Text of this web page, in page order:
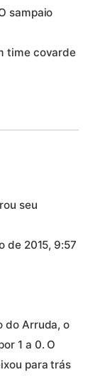
sampaio
time covarde
seu
de 2015, 9:57
do Arruda, o
1 a 0. O
para trás